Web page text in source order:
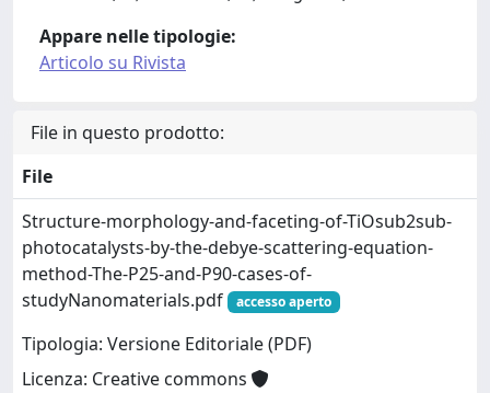
Appare nelle tipologie:
Articolo su Rivista
File in questo prodotto:
File
Structure-morphology-and-faceting-of-TiOsub2sub-
photocatalysts-by-the-debye-scattering-equation-
method-The-P25-and-P90-cases-of-
studyNanomaterials.pdf
accesso aperto
Tipologia: Versione Editoriale (PDF)
Licenza: Creative commons